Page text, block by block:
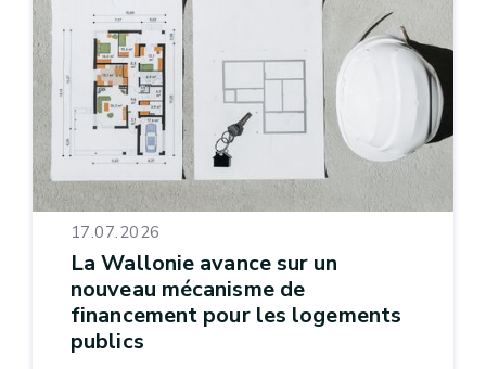
17.07.2026
La Wallonie avance sur un
nouveau mécanisme de
financement pour les logements
publics